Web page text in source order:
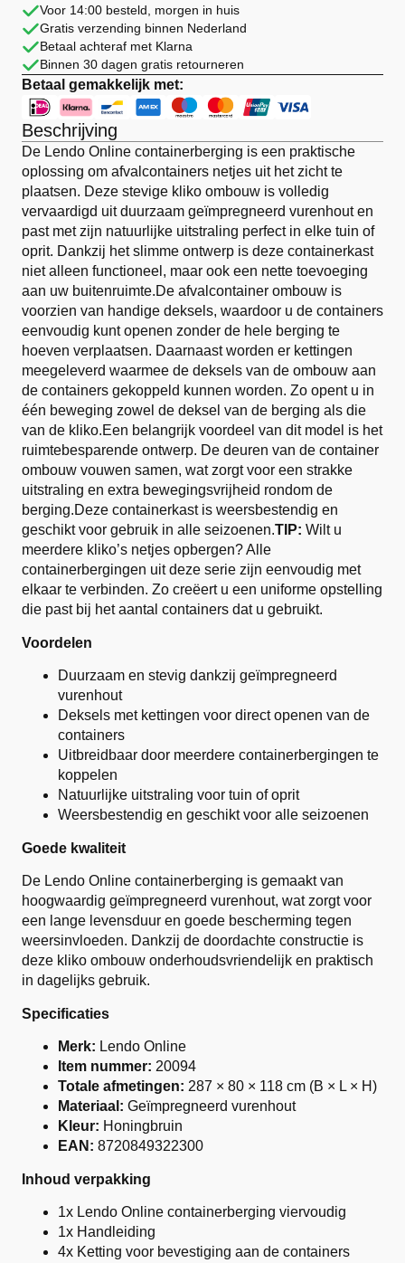
Voor 14:00 besteld, morgen in huis
Gratis verzending binnen Nederland
Betaal achteraf met Klarna
Binnen 30 dagen gratis retourneren
Betaal gemakkelijk met:
Beschrijving
De Lendo Online containerberging is een praktische
oplossing om afvalcontainers netjes uit het zicht te
plaatsen. Deze stevige kliko ombouw is volledig
vervaardigd uit duurzaam geïmpregneerd vurenhout en
past met zijn natuurlijke uitstraling perfect in elke tuin of
oprit. Dankzij het slimme ontwerp is deze containerkast
niet alleen functioneel, maar ook een nette toevoeging
aan uw buitenruimte.De afvalcontainer ombouw is
voorzien van handige deksels, waardoor u de containers
eenvoudig kunt openen zonder de hele berging te
hoeven verplaatsen. Daarnaast worden er kettingen
meegeleverd waarmee de deksels van de ombouw aan
de containers gekoppeld kunnen worden. Zo opent u in
één beweging zowel de deksel van de berging als die
van de kliko.Een belangrijk voordeel van dit model is het
ruimtebesparende ontwerp. De deuren van de container
ombouw vouwen samen, wat zorgt voor een strakke
uitstraling en extra bewegingsvrijheid rondom de
berging.Deze containerkast is weersbestendig en
geschikt voor gebruik in alle seizoenen.TIP: Wilt u
meerdere kliko’s netjes opbergen? Alle
containerbergingen uit deze serie zijn eenvoudig met
elkaar te verbinden. Zo creëert u een uniforme opstelling
die past bij het aantal containers dat u gebruikt.
Voordelen
Duurzaam en stevig dankzij geïmpregneerd
vurenhout
Deksels met kettingen voor direct openen van de
containers
Uitbreidbaar door meerdere containerbergingen te
koppelen
Natuurlijke uitstraling voor tuin of oprit
Weersbestendig en geschikt voor alle seizoenen
Goede kwaliteit
De Lendo Online containerberging is gemaakt van
hoogwaardig geïmpregneerd vurenhout, wat zorgt voor
een lange levensduur en goede bescherming tegen
weersinvloeden. Dankzij de doordachte constructie is
deze kliko ombouw onderhoudsvriendelijk en praktisch
in dagelijks gebruik.
Specificaties
Merk: Lendo Online
Item nummer: 20094
Totale afmetingen: 287 × 80 × 118 cm (B × L × H)
Materiaal: Geïmpregneerd vurenhout
Kleur: Honingbruin
EAN: 8720849322300
Inhoud verpakking
1x Lendo Online containerberging viervoudig
1x Handleiding
4x Ketting voor bevestiging aan de containers